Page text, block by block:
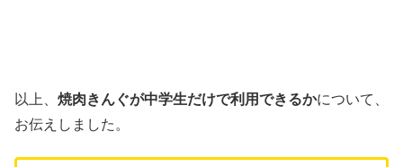
以上、 焼肉きんぐが中学生だけで利用できるかについて、
お伝えしました。